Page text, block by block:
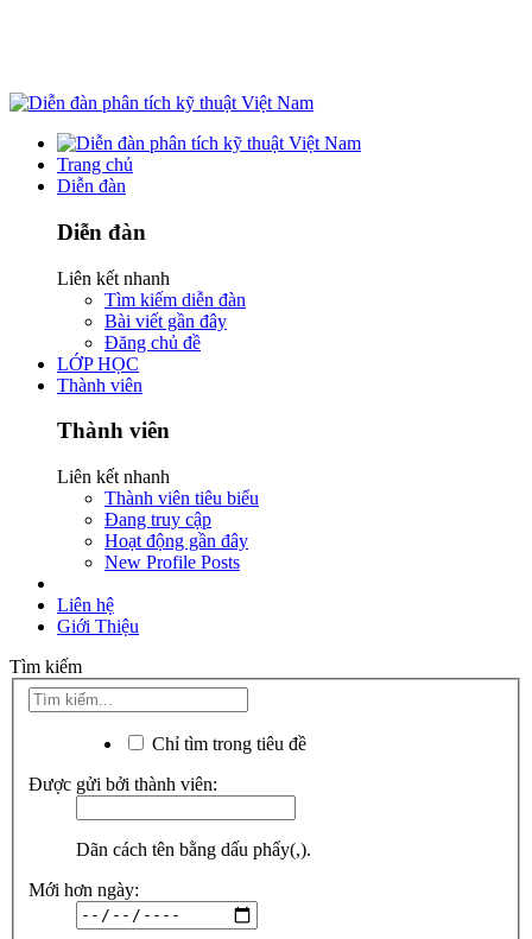
Trang chủ
Diễn đàn
Diễn đàn
Liên kết nhanh
Tìm kiếm diễn đàn
Bài viết gần đây
Đăng chủ đề
LỚP HỌC
Thành viên
Thành viên
Liên kết nhanh
Thành viên tiêu biểu
Đang truy cập
Hoạt động gần đây
New Profile Posts
Liên hệ
Giới Thiệu
Tìm kiếm
Chỉ tìm trong tiêu đề
Được gửi bởi thành viên:
Dãn cách tên bằng dấu phẩy(,).
Mới hơn ngày: